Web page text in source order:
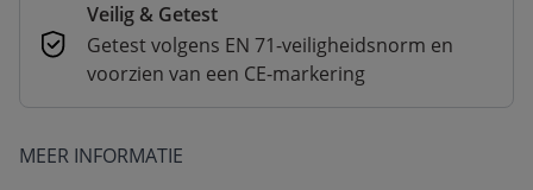
Veilig & Getest
Getest volgens EN 71-veiligheidsnorm en
voorzien van een CE-markering
MEER INFORMATIE